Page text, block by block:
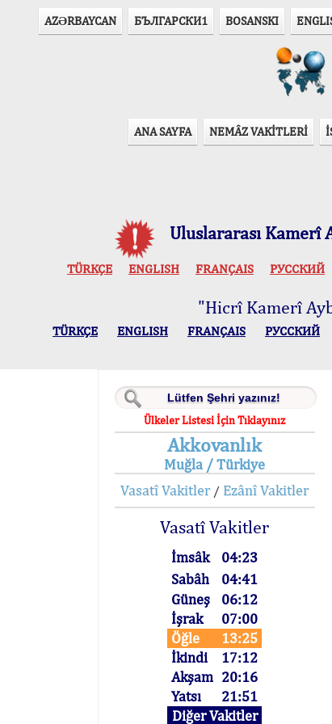
AZӘRBAYCAN БЪЛГАРСКИ1 BOSANSKI
ANA SAYFA NEMÂZ VAKİTLERİ
Uluslararası Kamerî
TÜRKÇE ENGLISH FRANÇAIS РУССКИЙ
"Hicrî Kamerî
TÜRKÇE ENGLISH FRANÇAIS РУССКИЙ
Ülkeler Listesi İçin Tıklayınız
Akkovanlık
Muğla / Türkiye
Vasatî Vakitler/ Ezânî Vakitler
Vasatî Vakitler
İmsâk
04:23
Sabâh
04:41
Güneş
06:12
İşrak
07:00
Öğle
13:25
İkindi
17:12
Akşam 20:16
Yatsı
21:51
Diğer Vakitler